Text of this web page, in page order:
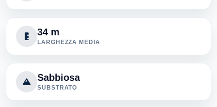
34 m
LARGHEZZA MEDIA
Sabbiosa
SUBSTRATO